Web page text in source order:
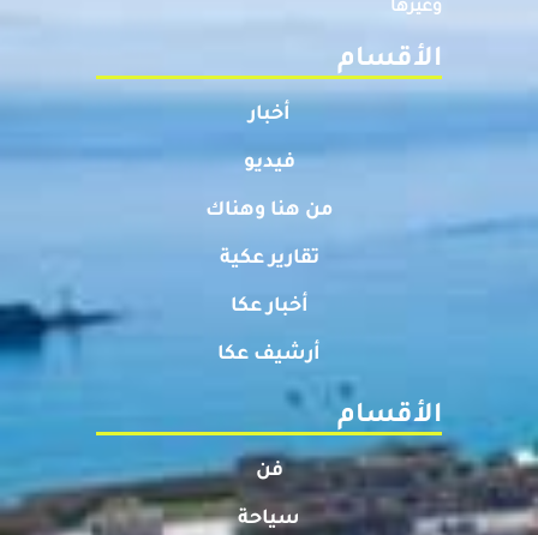
وغيرها
الأقسام
أخبار
فيديو
من هنا وهناك
تقارير عكية
أخبار عكا
أرشيف عكا
الأقسام
فن
سياحة